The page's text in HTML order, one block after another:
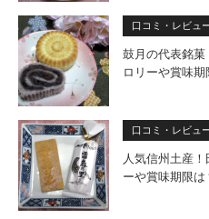
口コミ・レビュ
鼓月の代表銘菓
ロリーや賞味期
口コミ・レビュ
人気信州土産
ーや賞味期限は